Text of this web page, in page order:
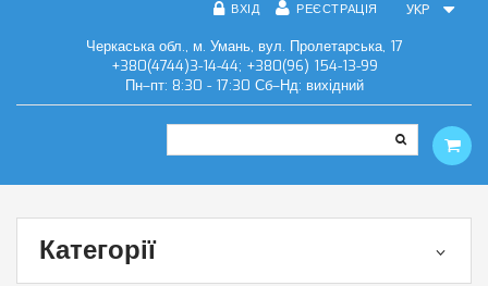
УКР
ВХІД РЕЄСТРАЦІЯ
Черкаська обл., м. Умань, вул. Пролетарська, 17
+380(4744)3-14-44; +380(96) 154-13-99
Пн–пт: 8:30 - 17:30 Сб–Нд: вихідний
Категорії